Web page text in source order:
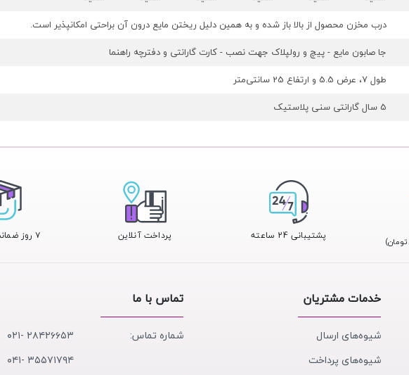
درب مخزن محصول از بالا باز شده و به همین دلیل ریختن مایع درون آن براحتی امکانپذیر است.
جا صابون مایع - پیچ و رولپلاک جهت نصب - کارت گارانتی و دفترچه راهنما
طول 7، عرض 5.5 و ارتفاع 25 سانتی‌متر
5 سال گارانتی سنی پلاستیک
پشتیبانی 24 ساعته پرداخت آنلاین ۷ روز ضمانت بازگشت
خدمات مشتریان
شیوه‌های ارسال
شیوه‌های پرداخت
تماس با ما
شماره تماس:
۲۸۴۲۶۶۵۳ -۰۲۱
۳۵۵۷۱۷۹۴ -۰۴۱